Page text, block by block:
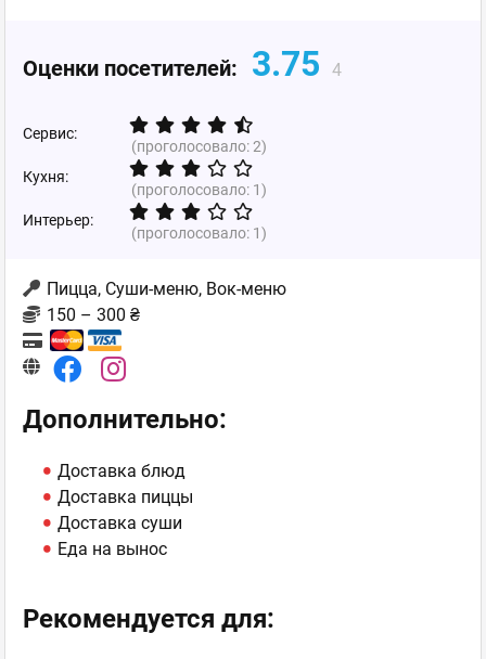
Оценки посетителей: 3.75 4
Сервис:
(проголосовало:2)
Кухня:
(проголосовало: 1)
Интерьер:
(проголосовало: 1)
Пицца, Суши-меню, Вок-меню
150 – 300 ₴
Дополнительно:
Доставка блюд
Доставка пиццы
Доставка суши
Еда на вынос
Рекомендуется для: